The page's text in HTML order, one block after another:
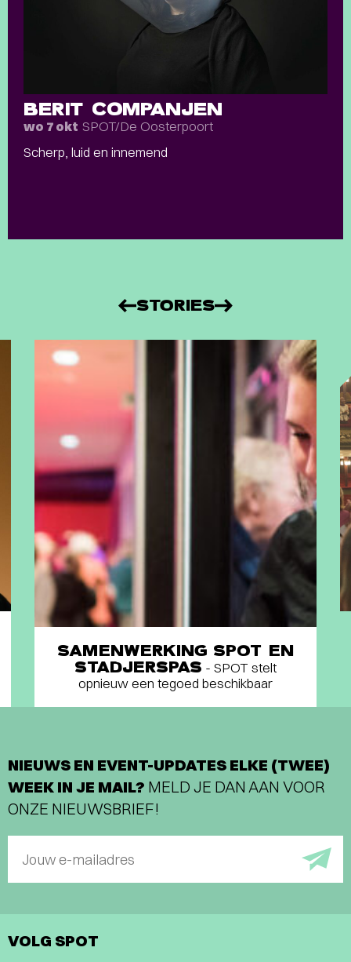
BERIT COMPANJEN
wo 7 okt SPOT/De Oosterpoort
Scherp, luid en innemend
STORIES
SAMENWERKING SPOT EN
STADJERSPAS - SPOT stelt
opnieuw een tegoed beschikbaar
NIEUWS EN EVENT-UPDATES ELKE (TWEE)
WEEK IN JE MAIL? MELD JE DAN AAN VOOR
ONZE NIEUWSBRIEF!
Jouw e-mailadres
VOLG SPOT